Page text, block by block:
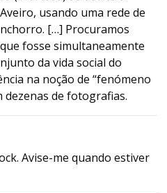
usando uma rede de
[…] Procuramos
fosse simultaneamente
da vida social do
na noção de “fenómeno
dezenas de fotografias.
Avise-me quando estiver